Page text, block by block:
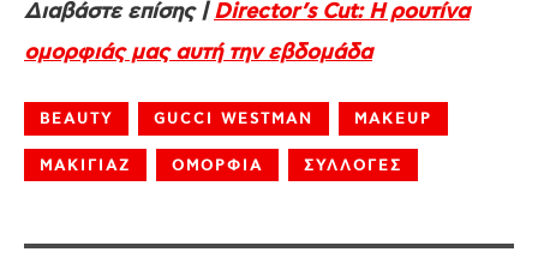
Διαβάστε επίσης |Director’s Cut: Η ρουτίνα
ομορφιάς μας αυτή την εβδομάδα
BEAUTY GUCCI WESTMAN MAKEUP
ΜΑΚΙΓΙΑΖ ΟΜΟΡΦΙΑ ΣΥΛΛΟΓΕΣ